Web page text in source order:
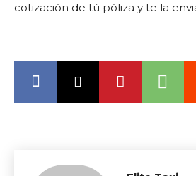
cotización de tú póliza y te la